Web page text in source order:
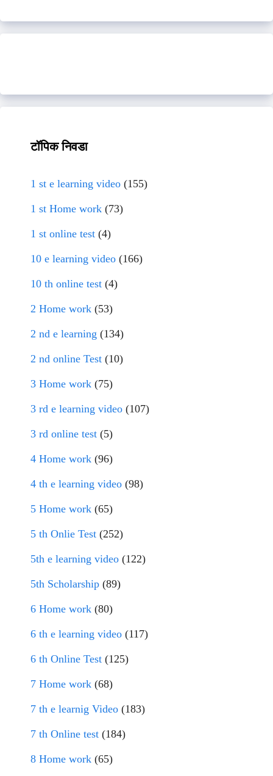
टॉपिक निवडा
1 st e learning video (155)
1 st Home work (73)
1 st online test (4)
10 e learning video (166)
10 th online test (4)
2 Home work (53)
2 nd e learning (134)
2 nd online Test (10)
3 Home work (75)
3 rd e learning video (107)
3 rd online test (5)
4 Home work (96)
4 th e learning video (98)
5 Home work (65)
5 th Onlie Test (252)
5th e learning video (122)
5th Scholarship (89)
6 Home work (80)
6 th e learning video (117)
6 th Online Test (125)
7 Home work (68)
7 th e learnig Video (183)
7 th Online test (184)
8 Home work (65)